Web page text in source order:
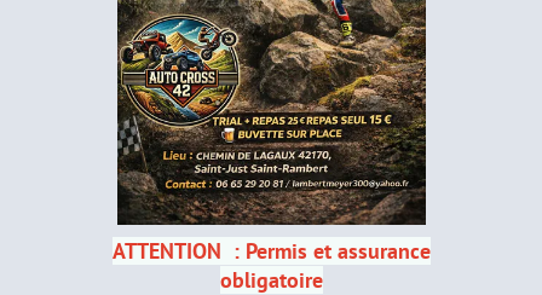
ATTENTION : Permis et assurance
obligatoire